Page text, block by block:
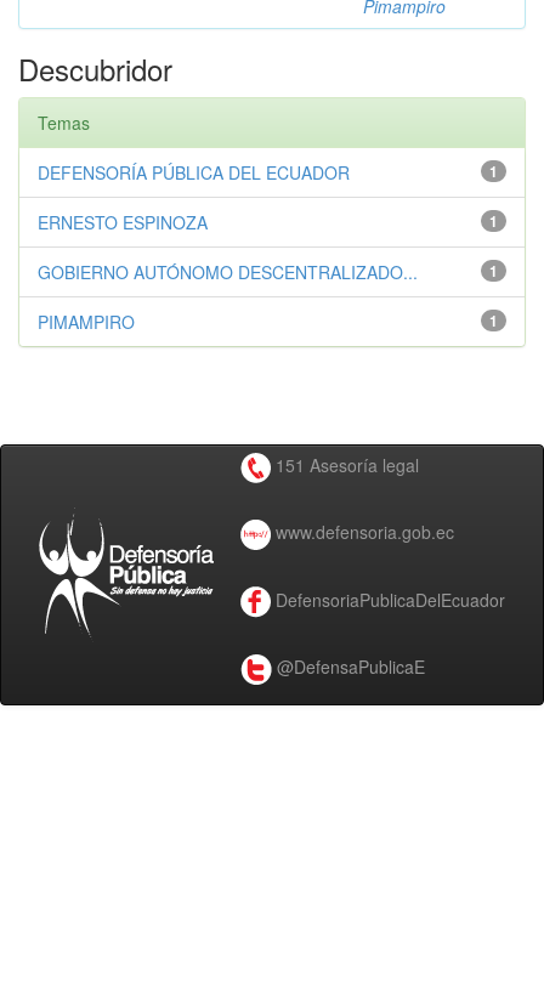
Pimampiro
Descubridor
Temas
1
DEFENSORÍA PÚBLICA DEL ECUADOR
1
ERNESTO ESPINOZA
1
GOBIERNO AUTÓNOMO DESCENTRALIZADO...
1
PIMAMPIRO
151 Asesoría legal
www.defensoria.gob.ec
DefensoriaPublicaDelEcuador
@DefensaPublicaE